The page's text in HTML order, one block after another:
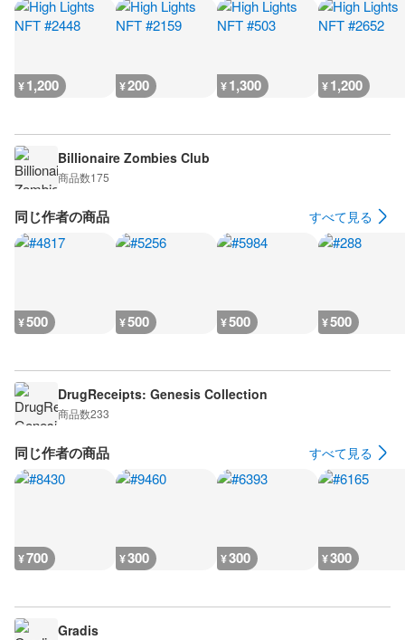
¥1,200 ¥200 ¥1,300 ¥1,200
Billionaire Zombies Club
商品数175
同じ作者の商品 すべて見る
¥500 ¥500 ¥500 ¥500
DrugReceipts: Genesis Collection
商品数233
同じ作者の商品 すべて見る
¥700 ¥300 ¥300 ¥300
Gradis